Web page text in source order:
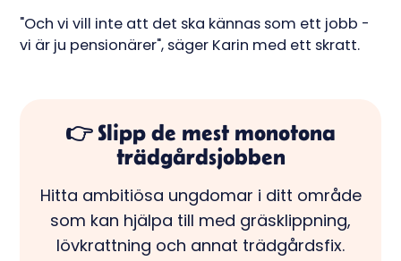
"Och vi vill inte att det ska kännas som ett jobb -
vi är ju pensionärer", säger Karin med ett skratt.
👉 Slipp de mest monotona
trädgårdsjobben
Hitta ambitiösa ungdomar i ditt område
som kan hjälpa till med gräsklippning,
lövkrattning och annat trädgårdsfix.